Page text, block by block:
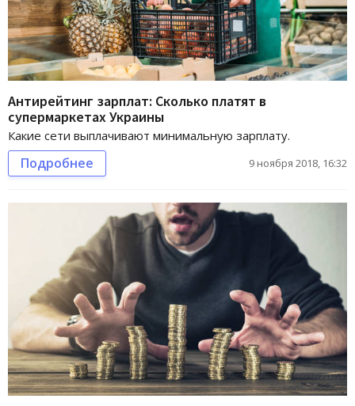
Антирейтинг зарплат: Сколько платят в
супермаркетах Украины
Какие сети выплачивают минимальную зарплату.
Подробнее 9 ноября 2018, 16:32